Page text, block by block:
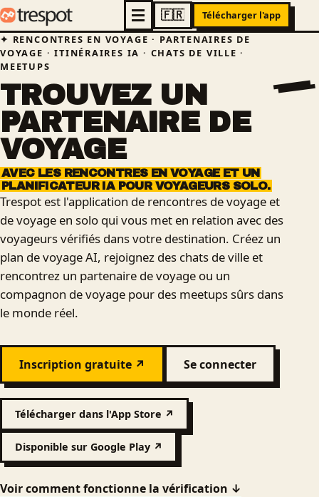
Télécharger l'app
RENCONTRES EN VOYAGE · PARTENAIRES DE
VOYAGE · ITINÉRAIRES IA · CHATS DE VILLE ·
MEETUPS
TROUVEZ UN
PARTENAIRE DE
VOYAGE
AVEC LES RENCONTRES EN VOYAGE ET UN
PLANIFICATEUR IA POUR VOYAGEURS SOLO.
Trespot est l'application de rencontres de voyage et
de voyage en solo qui vous met en relation avec des
voyageurs vérifiés dans votre destination. Créez un
plan de voyage AI, rejoignez des chats de ville et
rencontrez un partenaire de voyage ou un
compagnon de voyage pour des meetups sûrs dans
le monde réel.
Inscription gratuite ↗ Se connecter
Télécharger dans l'App Store ↗
Disponible sur Google Play ↗
Voir comment fonctionne la vérification ↓